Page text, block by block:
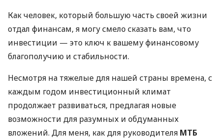
Как человек, который большую часть своей жизни
отдал финансам, я могу смело сказать вам, что
инвестиции — это ключ к вашему финансовому
благополучию и стабильности.
Несмотря на тяжелые для нашей страны времена, с
каждым годом инвестиционный климат
продолжает развиваться, предлагая новые
возможности для разумных и обдуманных
вложений. Для меня, как для руководителя МТБ